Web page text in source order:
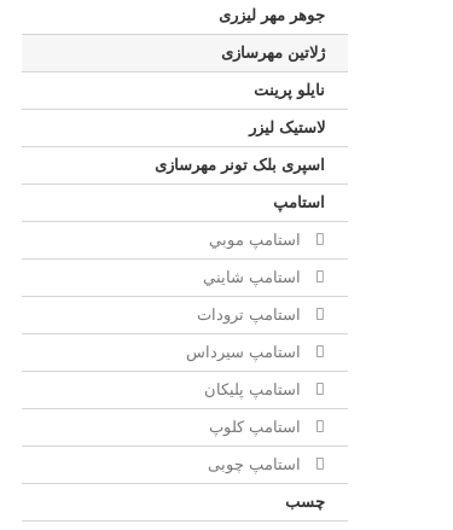
جوهر مهر لیزری
ژلاتين مهرسازی
نایلو پرینت
لاستیک لیزر
اسپری بلک تونر مهرسازی
استامپ
استامپ موبي
استامپ شايني
استامپ ترودات
استامپ سيرداس
استامپ پلیکان
استامپ کلوپ
استامپ چوبی
چسب